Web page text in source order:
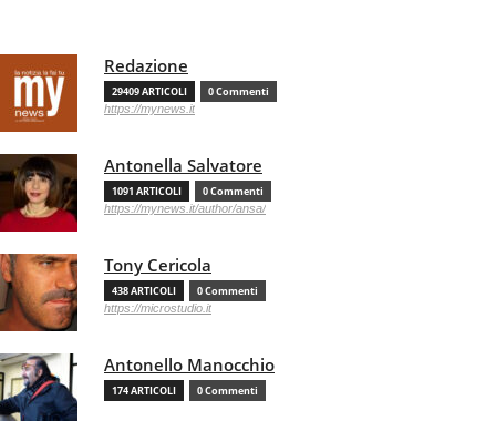
Redazione
29409 ARTICOLI 0 Commenti
https://mynews.it
Antonella Salvatore
1091 ARTICOLI 0 Commenti
https://mynews.it/author/ansa/
Tony Cericola
438 ARTICOLI 0 Commenti
https://microstudio.it
Antonello Manocchio
174 ARTICOLI 0 Commenti